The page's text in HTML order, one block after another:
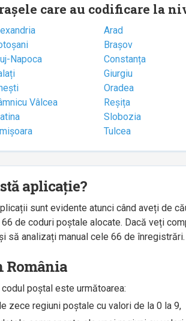
care au codificare la
Arad
Brașov
Napoca Constanța
Giurgiu
Oradea
Vâlcea Reșița
Slobozia
Tulcea
aplicație?
sunt evidente atunci când aveți de
de coduri poștale alocate. Dacă veți
să analizați manual cele 66 de înregistrări.
România
poștal este următoarea:
zece regiuni poștale cu valori de la 0 la 9,